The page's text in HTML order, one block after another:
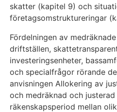
skatter (kapitel 9) och
företagsomstruktureringar
Fördelningen av
driftställen,
investeringsenheter,
och specialfrågor rörande
anvisningen Allokering av
och medräknad och
räkenskapsperiod mellan